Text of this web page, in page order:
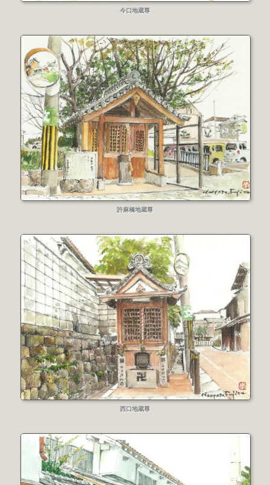
今口地蔵尊
許麻橋地蔵尊
西口地蔵尊